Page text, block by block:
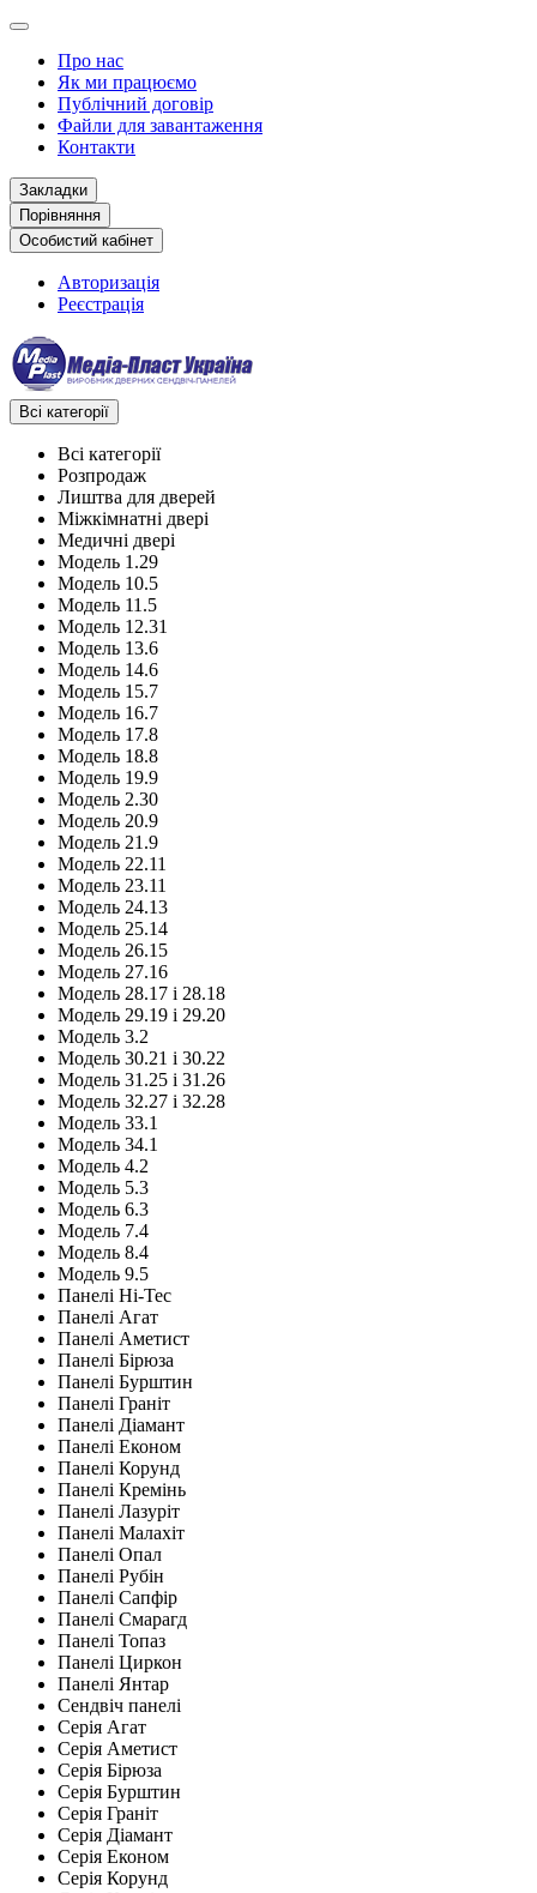
Про нас
Як ми працюємо
Публічний договір
Файли для завантаження
Контакти
Закладки
Порівняння
Особистий кабінет
Авторизація
Реєстрація
Всі категорії
Всі категорії
Розпродаж
Лиштва для дверей
Міжкімнатні двері
Медичні двері
Модель 1.29
Модель 10.5
Модель 11.5
Модель 12.31
Модель 13.6
Модель 14.6
Модель 15.7
Модель 16.7
Модель 17.8
Модель 18.8
Модель 19.9
Модель 2.30
Модель 20.9
Модель 21.9
Модель 22.11
Модель 23.11
Модель 24.13
Модель 25.14
Модель 26.15
Модель 27.16
Модель 28.17 і 28.18
Модель 29.19 і 29.20
Модель 3.2
Модель 30.21 і 30.22
Модель 31.25 і 31.26
Модель 32.27 і 32.28
Модель 33.1
Модель 34.1
Модель 4.2
Модель 5.3
Модель 6.3
Модель 7.4
Модель 8.4
Модель 9.5
Панелі Hi-Tec
Панелі Агат
Панелі Аметист
Панелі Бірюза
Панелі Бурштин
Панелі Граніт
Панелі Діамант
Панелі Економ
Панелі Корунд
Панелі Кремінь
Панелі Лазуріт
Панелі Малахіт
Панелі Опал
Панелі Рубін
Панелі Сапфір
Панелі Смарагд
Панелі Топаз
Панелі Циркон
Панелі Янтар
Сендвіч панелі
Серія Агат
Серія Аметист
Серія Бірюза
Серія Бурштин
Серія Граніт
Серія Діамант
Серія Економ
Серія Корунд